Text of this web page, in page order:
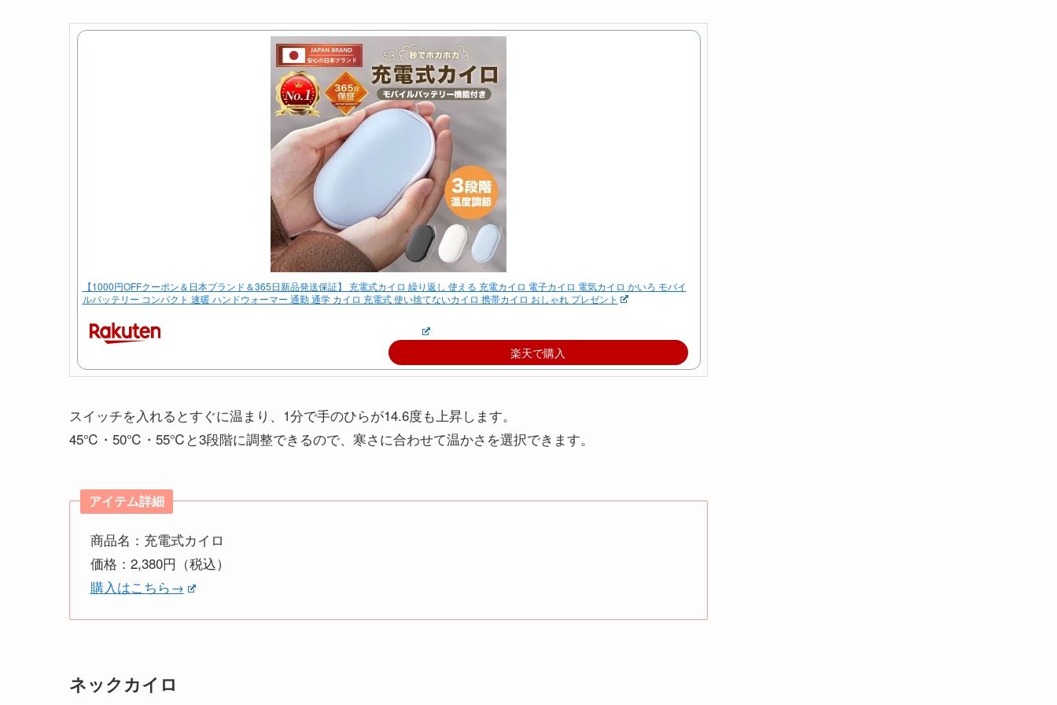
【1000円OFFクーポン＆日本ブランド＆365日新品発送保証】 充電式カイロ 繰り返し 使える 充電カイロ 電子カイロ 電気カイロ かいろ モバイ
ルバッテリー コンパクト 速暖 ハンドウォーマー 通勤 通学 カイロ 充電式 使い捨てないカイロ 携帯カイロ おしゃれ プレゼント
楽天で購入
スイッチを入れるとすぐに温まり、1分で手のひらが14.6度も上昇します。
45℃・50℃・55℃と3段階に調整できるので、寒さに合わせて温かさを選択できます。
アイテム詳細
商品名：充電式カイロ
価格：2,380円（税込）
購入はこちら→
ネックカイロ